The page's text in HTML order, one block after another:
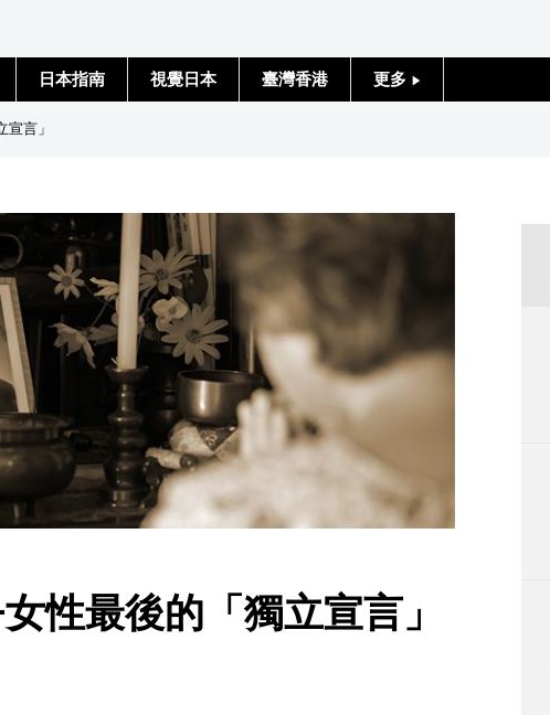
日本指南 視覺日本 臺灣香港 更多
財經
文化
科學技術
生活
東京
言」
性最後的「獨立宣言」